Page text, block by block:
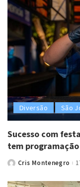
Diversão São
Sucesso com
tem programação
PostedCris Montenegro